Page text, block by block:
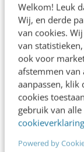
Welkom! Leuk
Wij, en derde
van cookies.
van
ook voor
afstemmen van
aanpassen, klik
cookies
gebruik van
cookieverklaring
Powered by
Grotere
is